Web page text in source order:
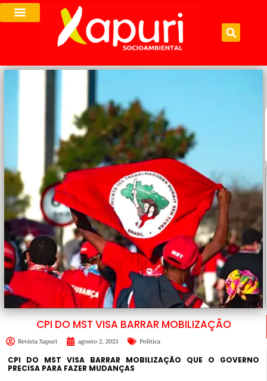
CPI DO MST VISA BARRAR MOBILIZAÇÃO
Revista Xapuri agosto 2, 2023 Política
CPI DO MST VISA BARRAR MOBILIZAÇÃO QUE O GOVERNO
PRECISA PARA FAZER MUDANÇAS